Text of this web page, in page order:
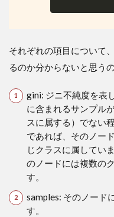
それぞれの項目について
るのか分からないと思う
gini: ジニ不純度を表
に含まれるサンプル
スに属する）でない
であれば、そのノー
じクラスに属してい
のノードには複数の
す。
samples: そのノード
す。